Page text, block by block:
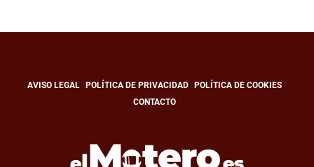
AVISO LEGAL POLÍTICA DE PRIVACIDAD
POLÍTICA DE COOKIES
CONTACTO